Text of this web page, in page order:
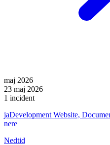
maj 2026
23 maj 2026
1 incident
jaDevelopment Website,
nere
Nedtid